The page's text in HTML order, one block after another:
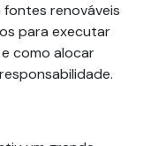
renováveis
para executar
como alocar